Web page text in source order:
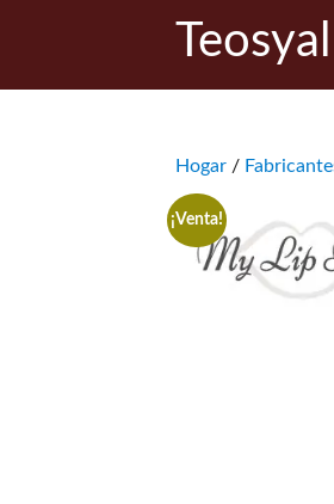
Hogar /
¡Venta!